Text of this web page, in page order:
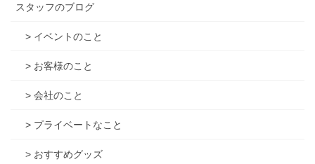
スタッフのブログ
> イベントのこと
> お客様のこと
> 会社のこと
> プライベートなこと
> おすすめグッズ